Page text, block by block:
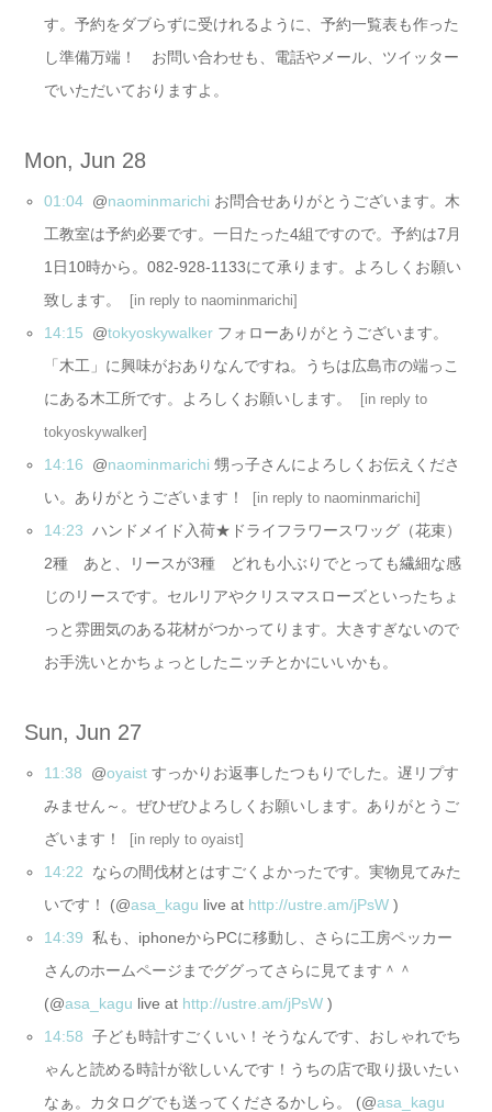
す。予約をダブらずに受けれるように、予約一覧表も作った
し準備万端！ お問い合わせも、電話やメール、ツイッター
でいただいておりますよ。
Mon, Jun 28
01:04 @naominmarichi お問合せありがとうございます。木
工教室は予約必要です。一日たった4組ですので。予約は7月
1日10時から。082-928-1133にて承ります。よろしくお願い
致します。
[in reply to naominmarichi]
14:15 @tokyoskywalker フォローありがとうございます。
「木工」に興味がおありなんですね。うちは広島市の端っこ
にある木工所です。よろしくお願いします。
[in reply to
tokyoskywalker]
14:16 @naominmarichi 甥っ子さんによろしくお伝えくださ
い。ありがとうございます！
[in reply to naominmarichi]
14:23 ハンドメイド入荷★ドライフラワースワッグ（花束）
2種 あと、リースが3種 どれも小ぶりでとっても繊細な感
じのリースです。セルリアやクリスマスローズといったちょ
っと雰囲気のある花材がつかってります。大きすぎないので
お手洗いとかちょっとしたニッチとかにいいかも。
Sun, Jun 27
11:38 @oyaist すっかりお返事したつもりでした。遅リプす
みません～。ぜひぜひよろしくお願いします。ありがとうご
ざいます！
[in reply to oyaist]
14:22
ならの間伐材とはすごくよかったです。実物見てみた
いです！ (@asa_kagu live at http://ustre.am/jPsW )
14:39 私も、iphoneからPCに移動し、さらに工房ペッカー
さんのホームページまでググってさらに見てます＾＾
(@asa_kagu live at http://ustre.am/jPsW )
14:58 子ども時計すごくいい！そうなんです、おしゃれでち
ゃんと読める時計が欲しいんです！うちの店で取り扱いたい
なぁ。カタログでも送ってくださるかしら。 (@asa_kagu